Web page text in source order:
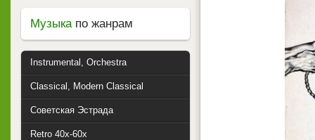
Музыкапо жанрам
Instrumental, Orchestra
Classical, Modern Classical
Советская Эстрада
Retro 40x-60x